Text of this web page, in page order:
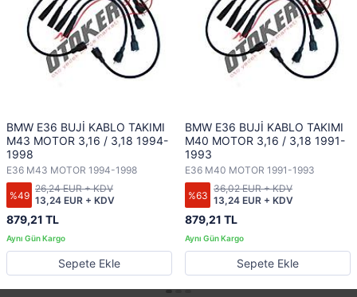
BMW E36 BUJİ KABLO TAKIMI
M43 MOTOR 3,16 / 3,18 1994-
1998
E36 M43 MOTOR 1994-1998
%49
879,21 TL
13,24 EUR + KDV
26,24 EUR + KDV
Sepete Ekle
BMW E36 BUJİ KABLO TAKIMI
M40 MOTOR 3,16 / 3,18 1991-
1993
E36 M40 MOTOR 1991-1993
%63
879,21 TL
13,24 EUR + KDV
36,02 EUR + KDV
Sepete Ekle